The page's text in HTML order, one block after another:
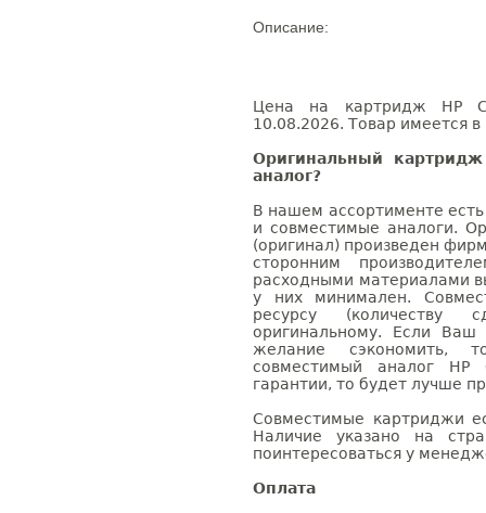
Описание:
Цена на картридж HP
10.08.2026. Товар имеется в
Оригинальный
аналог?
В нашем ассортименте
и совместимые аналоги.
(оригинал) произведен
сторонним
расходными материалами
у них минимален.
ресурсу (количеству
оригинальному. Если
желание сэкономить,
совместимый аналог
гарантии, то будет лучше
Совместимые картриджи
Наличие указано на
поинтересоваться у
Оплата